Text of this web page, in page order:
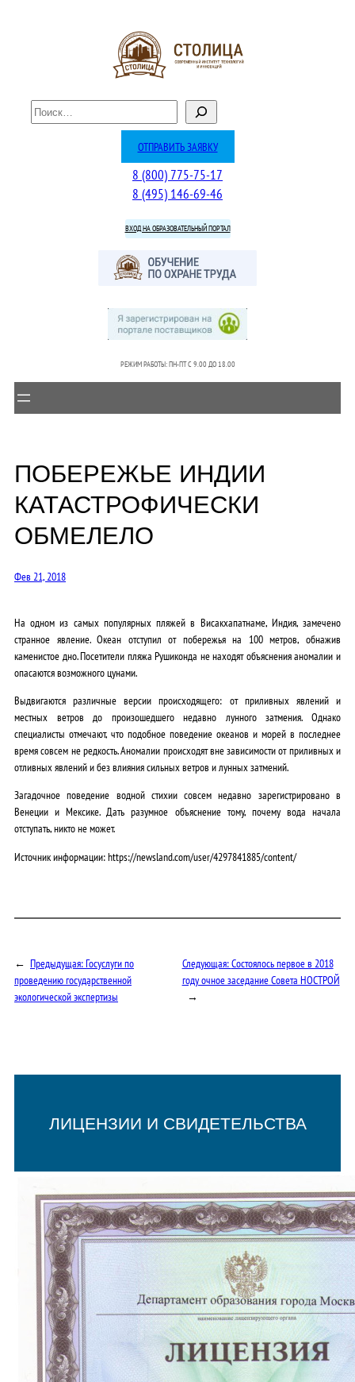
П
о
ОТПРАВИТЬ ЗАЯВКУ
8 (800) 775-75-17
8 (495) 146-69-46
ВХОД НА ОБРАЗОВАТЕЛЬНЫЙ ПОРТАЛ
РЕЖИМ РАБОТЫ: ПН-ПТ C 9.00 ДО 18.00
ПОБЕРЕЖЬЕ ИНДИИ
КАТАСТРОФИЧЕСКИ
ОБМЕЛЕЛО
Фев 21, 2018
На одном из самых популярных пляжей в Висакхапатнаме, Индия, замечено
странное явление. Океан отступил от побережья на 100 метров, обнажив
каменистое дно. Посетители пляжа Рушиконда не находят объяснения аномалии и
опасаются возможного цунами.
Выдвигаются различные версии происходящего: от приливных явлений и
местных ветров до произошедшего недавно лунного затмения. Однако
специалисты отмечают, что подобное поведение океанов и морей в последнее
время совсем не редкость. Аномалии происходят вне зависимости от приливных и
отливных явлений и без влияния сильных ветров и лунных затмений.
Загадочное поведение водной стихии совсем недавно зарегистрировано в
Венеции и Мексике. Дать разумное объяснение тому, почему вода начала
отступать, никто не может.
Источник информации: https://newsland.com/user/4297841885/content/
← Предыдущая:Госуслуги по
проведению государственной
экологической экспертизы
Следующая:Состоялось первое в 2018
году очное заседание Совета НОСТРОЙ
→
ЛИЦЕНЗИИ И СВИДЕТЕЛЬСТВА